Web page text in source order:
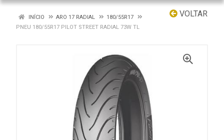
VOLTAR
INÍCIO ARO 17 RADIAL
180/55R17
PNEU 180/55R17 PILOT STREET RADIAL 73W TL